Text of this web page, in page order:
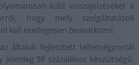
küld visszajelzéseket a
hogy mely szolgáltatások
kell esetlegesen beavatkozni.
általuk fejlesztett tehetségportál
98 százalékos készültségű.